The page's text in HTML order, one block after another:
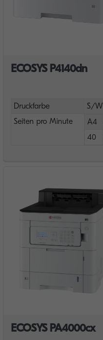
ECOSYS P4140dn
Druckfarbe
S/W
Seiten pro Minute
A4
40
ECOSYS PA4000cx